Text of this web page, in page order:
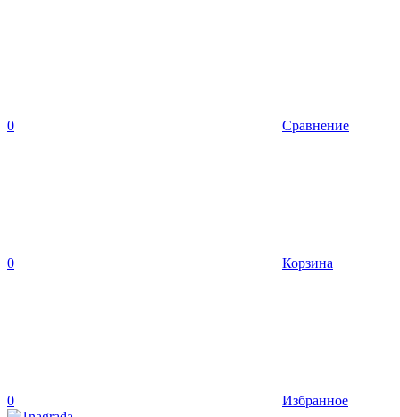
0 Сравнение
0 Корзина
0 Избранное